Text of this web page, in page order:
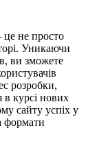
не просто
Уникаючи
ви зможете
розробки,
в курсі нових
сайту успіх у
формати